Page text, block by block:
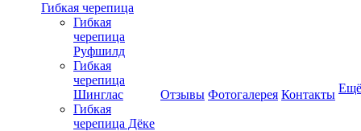
Гибкая черепица
Гибкая
черепица
Руфшилд
Гибкая
черепица
Шинглас
Гибкая
черепица Дёке
Отзывы Фотогалерея Контакты Ещё